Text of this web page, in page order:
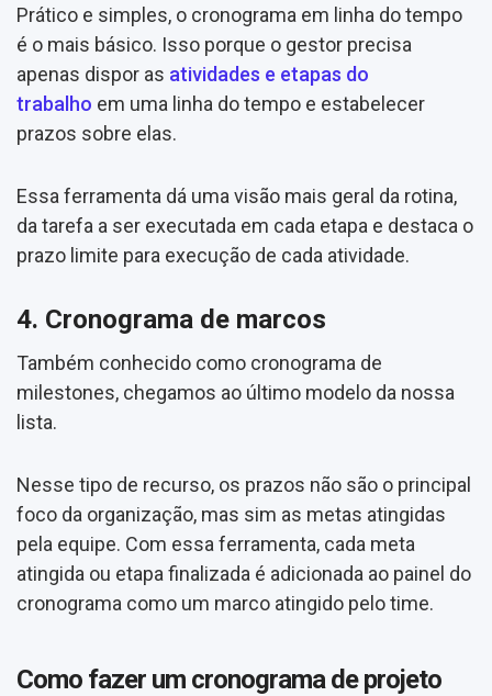
Prático e simples, o cronograma em linha do tempo
é o mais básico. Isso porque o gestor precisa
apenas dispor as atividades e etapas do
trabalho em uma linha do tempo e estabelecer
prazos sobre elas.
Essa ferramenta dá uma visão mais geral da rotina,
da tarefa a ser executada em cada etapa e destaca o
prazo limite para execução de cada atividade.
4. Cronograma de marcos
Também conhecido como cronograma de
milestones, chegamos ao último modelo da nossa
lista.
Nesse tipo de recurso, os prazos não são o principal
foco da organização, mas sim as metas atingidas
pela equipe. Com essa ferramenta, cada meta
atingida ou etapa finalizada é adicionada ao painel do
cronograma como um marco atingido pelo time.
Como fazer um cronograma de projeto